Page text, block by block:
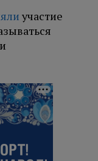
участие